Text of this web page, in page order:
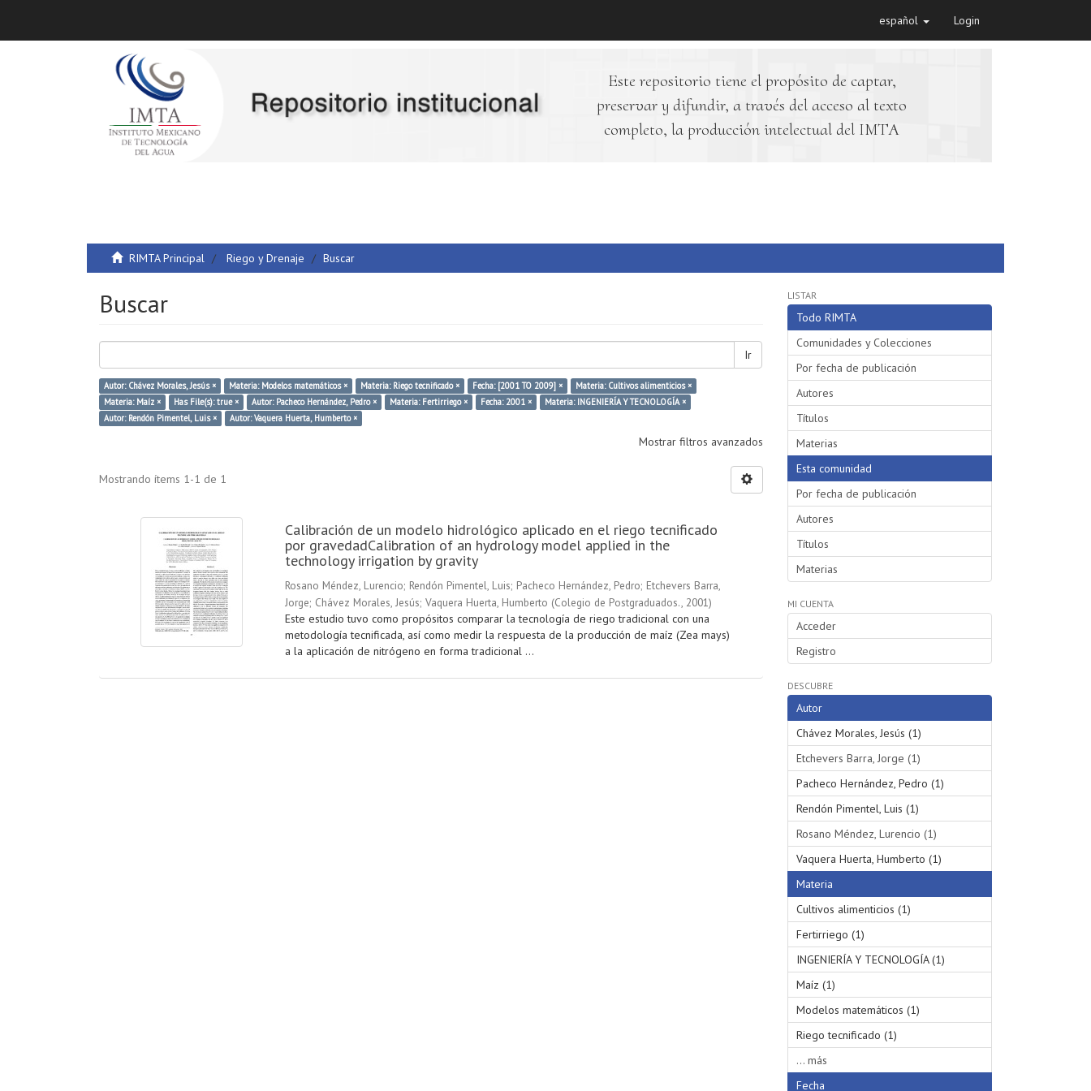
español Login
Este repositorio tiene el propósito de captar,
preservar y difundir, a través del acceso al texto
completo, la producción intelectual del IMTA
RIMTA Principal Riego y Drenaje Buscar
Buscar
Ir
Autor: Chávez Morales, Jesús × Materia: Modelos matemáticos × Materia: Riego tecnificado × Fecha: [2001 TO 2009] ×
Materia: Cultivos alimenticios ×
Materia: Maíz ×
Has File(s): true × Autor: Pacheco Hernández, Pedro × Materia: Fertirriego × Fecha: 2001 ×
Materia: INGENIERÍA Y TECNOLOGÍA ×
Autor: Rendón Pimentel, Luis ×
Autor: Vaquera Huerta, Humberto ×
Mostrar filtros avanzados
Mostrando ítems 1-1 de 1
Calibración de un modelo hidrológico aplicado en el riego tecnificado
por gravedadCalibration of an hydrology model applied in the
technology irrigation by gravity
Rosano Méndez, Lurencio; Rendón Pimentel, Luis; Pacheco Hernández, Pedro; Etchevers Barra,
Jorge; Chávez Morales, Jesús; Vaquera Huerta, Humberto (Colegio de Postgraduados., 2001)
Este estudio tuvo como propósitos comparar la tecnología de riego tradicional con una
metodología tecnificada, así como medir la respuesta de la producción de maíz (Zea mays)
a la aplicación de nitrógeno en forma tradicional ...
LISTAR
Todo RIMTA
Comunidades y Colecciones
Por fecha de publicación
Autores
Títulos
Materias
Esta comunidad
Por fecha de publicación
Autores
Títulos
Materias
MI CUENTA
Acceder
Registro
DESCUBRE
Autor
Chávez Morales, Jesús (1)
Etchevers Barra, Jorge (1)
Pacheco Hernández, Pedro (1)
Rendón Pimentel, Luis (1)
Rosano Méndez, Lurencio (1)
Vaquera Huerta, Humberto (1)
Materia
Cultivos alimenticios (1)
Fertirriego (1)
INGENIERÍA Y TECNOLOGÍA (1)
Maíz (1)
Modelos matemáticos (1)
Riego tecnificado (1)
... más
Fecha